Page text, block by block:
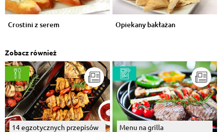
Crostini z serem Opiekany bakłażan
Zobacz również
14 egzotycznych przepisów Menu na grilla